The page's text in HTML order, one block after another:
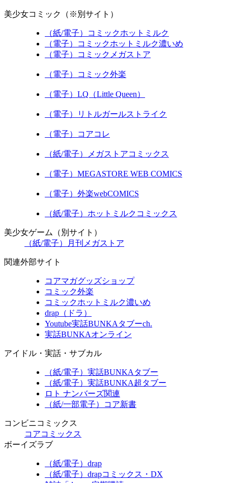
美少女コミック（※別サイト）
（紙/電子）コミックホットミルク
（電子）コミックホットミルク濃いめ
（電子）コミックメガストア
（電子）コミック外楽
（電子）LQ（Little Queen）
（電子）リトルガールストライク
（電子）コアコレ
（紙/電子）メガストアコミックス
（電子）MEGASTORE WEB COMICS
（電子）外楽webCOMICS
（紙/電子）ホットミルクコミックス
美少女ゲーム（別サイト）
（紙/電子）月刊メガストア
関連外部サイト
コアマガグッズショップ
コミック外楽
コミックホットミルク濃いめ
drap（ドラ）
Youtube実話BUNKAタブーch.
実話BUNKAオンライン
アイドル・実話・サブカル
（紙/電子）実話BUNKAタブー
（紙/電子）実話BUNKA超タブー
ロト ナンバーズ関連
（紙/一部電子）コア新書
コンビニコミックス
コアコミックス
ボーイズラブ
（紙/電子）drap
（紙/電子）drapコミックス・DX